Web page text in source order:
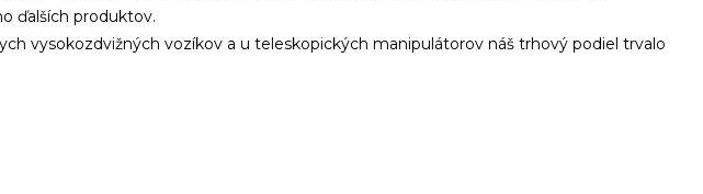
ďalších produktov.
vysokozdvižných vozíkov a u teleskopických manipulátorov náš trhový podiel trvalo